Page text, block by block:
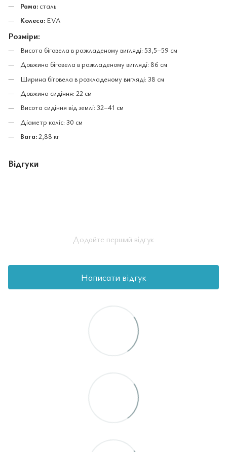
Рама: сталь
Колеса: EVA
Розміри:
Висота біговела в розкладеному вигляді: 53,5–59 см
Довжина біговела в розкладеному вигляді: 86 см
Ширина біговела в розкладеному вигляді: 38 см
Довжина сидіння: 22 см
Висота сидіння від землі: 32–41 см
Діаметр коліс: 30 см
Вага:2,88 кг
Відгуки
Додайте перший відгук
Написати відгук